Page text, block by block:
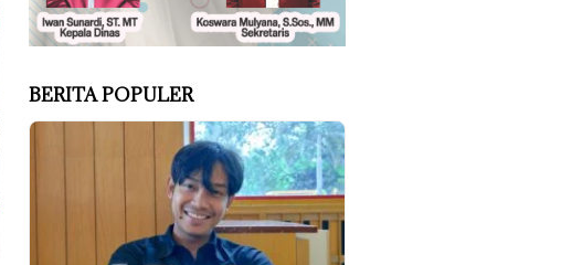
BERITA POPULER